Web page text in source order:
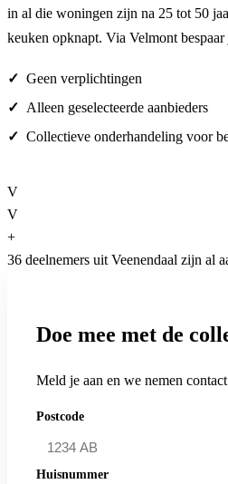
in al die woningen zijn na 25 tot 50
keuken opknapt. Via Velmont
Geen verplichtingen
Alleen geselecteerde aanbieders
Collectieve onderhandeling voor
V
V
+
36 deelnemers uit Veenendaal zijn al
Doe mee met de
Meld je aan en we nemen
Postcode
Huisnummer